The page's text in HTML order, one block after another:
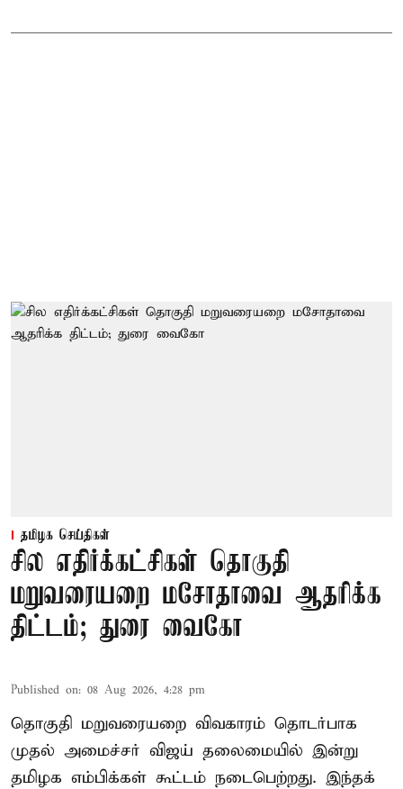
தமிழக செய்திகள்
சில எதிர்க்கட்சிகள் தொகுதி
மறுவரையறை மசோதாவை ஆதரிக்க
திட்டம்; துரை வைகோ
Published on: 08 Aug 2026, 4:28 pm
தொகுதி மறுவரையறை விவகாரம் தொடர்பாக
முதல் அமைச்சர் விஜய் தலைமையில் இன்று
தமிழக எம்பிக்கள் கூட்டம் நடைபெற்றது. இந்தக்